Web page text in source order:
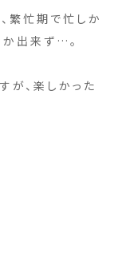
繁忙期で忙しか
出来ず…。
が、楽しかった